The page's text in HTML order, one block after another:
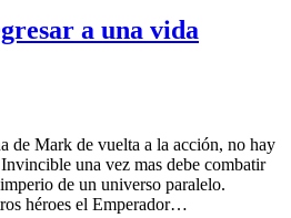
a una vida
de Mark de vuelta a la acción, no hay
una vez mas debe combatir
de un universo paralelo.
héroes el Emperador…